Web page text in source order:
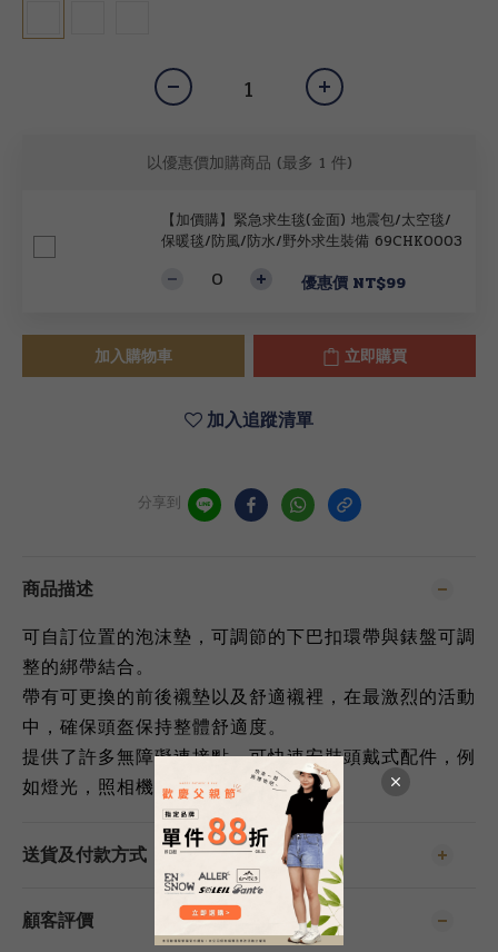
以優惠價加購商品 (最多 1 件)
【加價購】緊急求生毯(金面) 地震包/太空毯/
保暖毯/防風/防水/野外求生裝備 69CHK0003
優惠價 NT$99
加入購物車 立即購買
加入追蹤清單
分享到
商品描述
可自訂位置的泡沫墊，可調節的下巴扣環帶與錶盤可調
整的綁帶結合 。
帶有可更換的前後襯墊以及舒適襯裡 ， 在最激烈的活動
中，確保頭盔保持整體舒適度 。
提供了許多無障礙連接點，可快速安裝頭戴式配件，例
如燈光，照相機和護目鏡。
送貨及付款方式
顧客評價